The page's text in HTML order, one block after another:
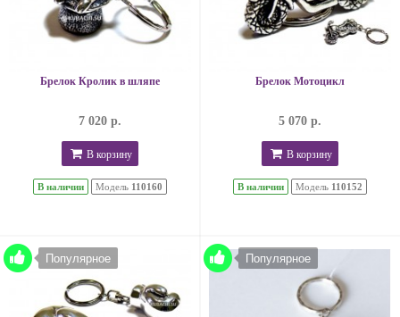
Брелок Кролик в шляпе
7 020 р.
В корзину
В наличии Модель 110160
Брелок Мотоцикл
5 070 р.
В корзину
В наличии Модель 110152
Популярное Популярное